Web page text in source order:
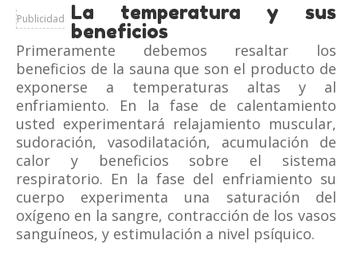
Publicidad La temperatura y sus
beneficios
Primeramente debemos resaltar los
beneficios de la sauna que son el producto de
exponerse a temperaturas altas y al
enfriamiento. En la fase de calentamiento
usted experimentará relajamiento muscular,
sudoración, vasodilatación, acumulación de
calor y beneficios sobre el sistema
respiratorio. En la fase del enfriamiento su
cuerpo experimenta una saturación del
oxígeno en la sangre, contracción de los vasos
sanguíneos, y estimulación a nivel psíquico.